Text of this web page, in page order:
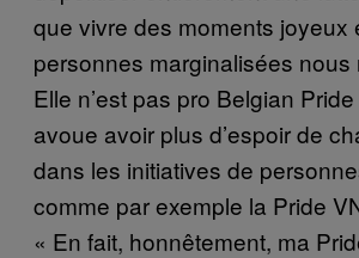
que vivre des moments joyeux
personnes marginalisées nous
Elle n’est pas pro Belgian
avoue avoir plus d’espoir de
dans les initiatives de
comme par exemple la Pride
« En fait, honnêtement, ma